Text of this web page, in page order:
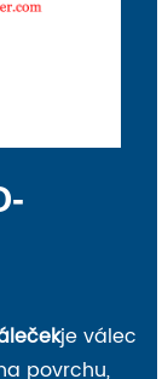
je válec
povrchu,